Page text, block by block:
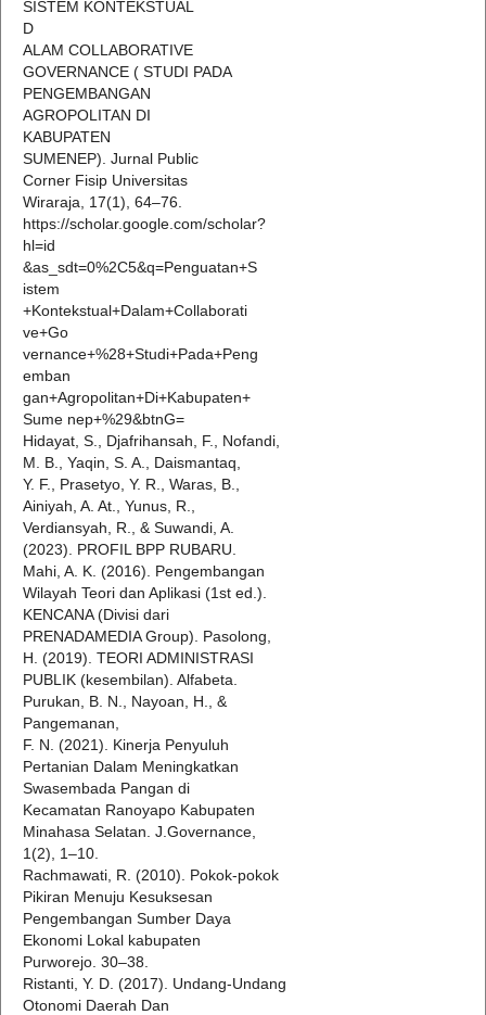
SISTEM KONTEKSTUAL
D
ALAM COLLABORATIVE
GOVERNANCE ( STUDI PADA
PENGEMBANGAN
AGROPOLITAN DI
KABUPATEN
SUMENEP). Jurnal Public
Corner Fisip Universitas
Wiraraja, 17(1), 64–76.
https://scholar.google.com/scholar?
hl=id
&as_sdt=0%2C5&q=Penguatan+S
istem
+Kontekstual+Dalam+Collaborati
ve+Go
vernance+%28+Studi+Pada+Peng
emban
gan+Agropolitan+Di+Kabupaten+
Sume nep+%29&btnG=
Hidayat, S., Djafrihansah, F., Nofandi,
M. B., Yaqin, S. A., Daismantaq,
Y. F., Prasetyo, Y. R., Waras, B.,
Ainiyah, A. At., Yunus, R.,
Verdiansyah, R., & Suwandi, A.
(2023). PROFIL BPP RUBARU.
Mahi, A. K. (2016). Pengembangan
Wilayah Teori dan Aplikasi (1st ed.).
KENCANA (Divisi dari
PRENADAMEDIA Group). Pasolong,
H. (2019). TEORI ADMINISTRASI
PUBLIK (kesembilan). Alfabeta.
Purukan, B. N., Nayoan, H., &
Pangemanan,
F. N. (2021). Kinerja Penyuluh
Pertanian Dalam Meningkatkan
Swasembada Pangan di
Kecamatan Ranoyapo Kabupaten
Minahasa Selatan. J.Governance,
1(2), 1–10.
Rachmawati, R. (2010). Pokok-pokok
Pikiran Menuju Kesuksesan
Pengembangan Sumber Daya
Ekonomi Lokal kabupaten
Purworejo. 30–38.
Ristanti, Y. D. (2017). Undang-Undang
Otonomi Daerah Dan